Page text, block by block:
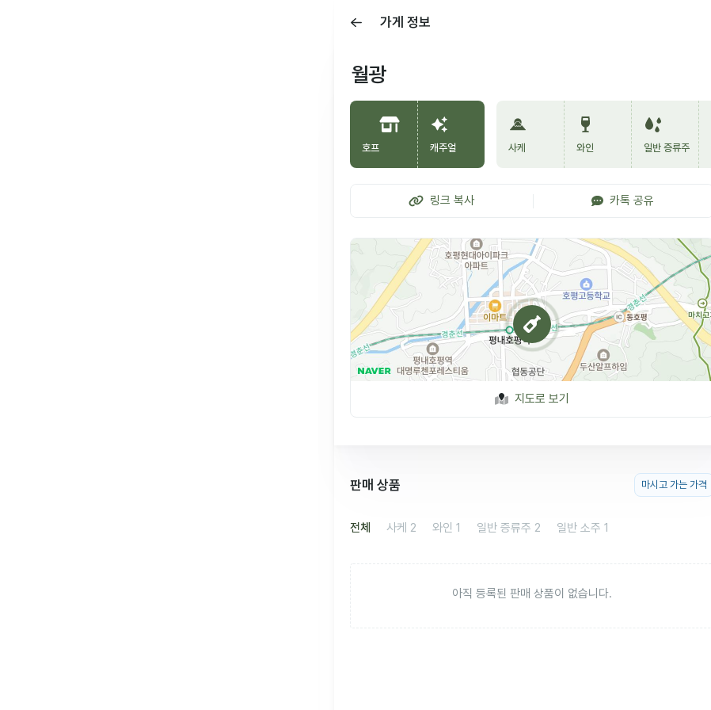
가게 정보
월광
호프 캐주얼 사케 와인 일반 증류주
링크 복사 카톡 공유
지도로 보기
판매 상품 마시고 가는 가격
전체 사케 2 와인 1 일반 증류주 2 일반 소주 1
아직 등록된 판매 상품이 없습니다.